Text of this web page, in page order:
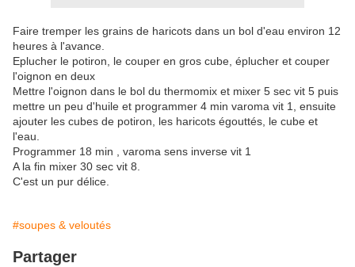
Faire tremper les grains de haricots dans un bol d'eau environ 12
heures à l'avance.
Eplucher le potiron, le couper en gros cube, éplucher et couper
l'oignon en deux
Mettre l'oignon dans le bol du thermomix et mixer 5 sec vit 5 puis
mettre un peu d'huile et programmer 4 min varoma vit 1, ensuite
ajouter les cubes de potiron, les haricots égouttés, le cube et
l'eau.
Programmer 18 min , varoma sens inverse vit 1
A la fin mixer 30 sec vit 8.
C'est un pur délice.
#soupes & veloutés
Partager